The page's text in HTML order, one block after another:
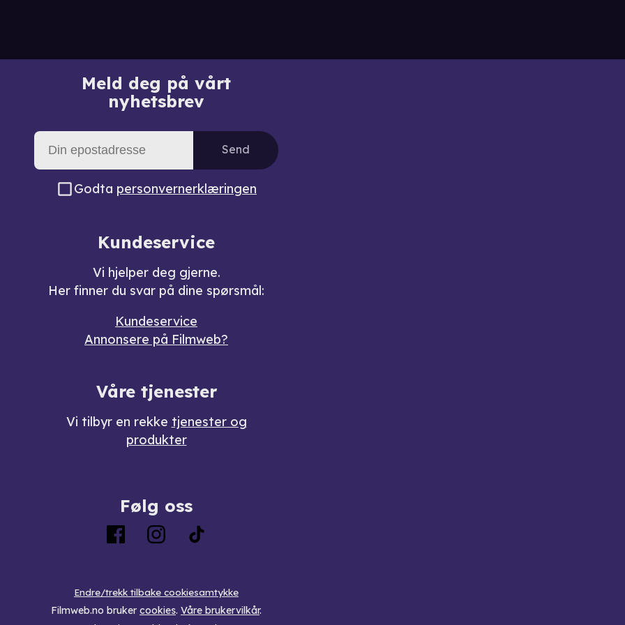
Meld deg på vårt
nyhetsbrev
Send
Godta personvernerklæringen
Kundeservice
Vi hjelper deg gjerne.
Her finner du svar på dine spørsmål:
Kundeservice
Annonsere på Filmweb?
Våre tjenester
Vi tilbyr en rekke tjenester og
produkter
Følg oss
Endre/trekk tilbake cookiesamtykke
Filmweb.no bruker cookies. Våre brukervilkår.